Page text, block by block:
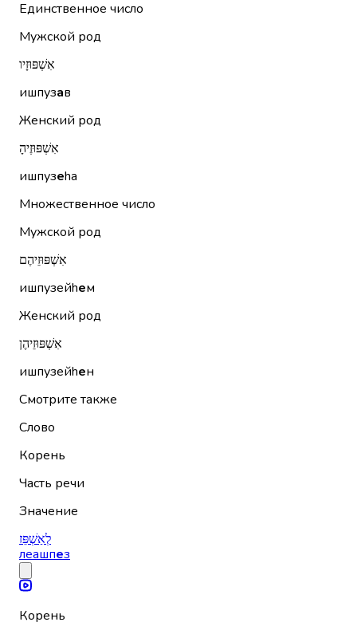
Единственное число
Мужской род
אִשְׁפּוּזָיו
ишпузав
Женский род
אִשְׁפּוּזֶיהָ
ишпузеhа
Множественное число
Мужской род
אִשְׁפּוּזֵיהֶם
ишпузейhем
Женский род
אִשְׁפּוּזֵיהֶן
ишпузейhен
Смотрите также
Слово
Корень
Часть речи
Значение
לְאַשְׁפֵּז
леашпез
Корень